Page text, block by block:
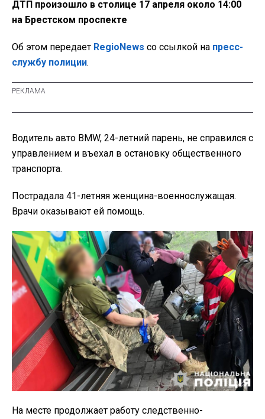
ДТП произошло в столице 17 апреля около 14:00
на Брестском проспекте
Об этом передает RegioNews со ссылкой на пресс-
службу полиции.
Водитель авто BMW, 24-летний парень, не справился с
управлением и въехал в остановку общественного
транспорта.
Пострадала 41-летняя женщина-военнослужащая.
Врачи оказывают ей помощь.
На месте продолжает работу следственно-